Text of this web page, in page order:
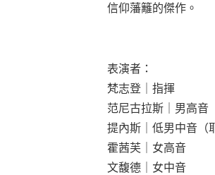
信仰藩籬的傑作。
表演者：
梵志登｜指揮
范尼古拉斯｜男高音
提內斯｜低男中音（
霍茜芙｜女高音
文馥德｜女中音